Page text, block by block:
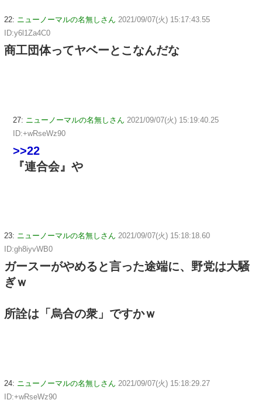
22: ニューノーマルの名無しさん 2021/09/07(火) 15:17:43.55
ID:y6l1Za4C0
商工団体ってヤベーとこなんだな
27: ニューノーマルの名無しさん 2021/09/07(火) 15:19:40.25
ID:+wRseWz90
>>22
『連合会』や
23: ニューノーマルの名無しさん 2021/09/07(火) 15:18:18.60
ID:gh8iyvWB0
ガースーがやめると言った途端に、野党は大騒
ぎｗ
所詮は「烏合の衆」ですかｗ
24: ニューノーマルの名無しさん 2021/09/07(火) 15:18:29.27
ID:+wRseWz90